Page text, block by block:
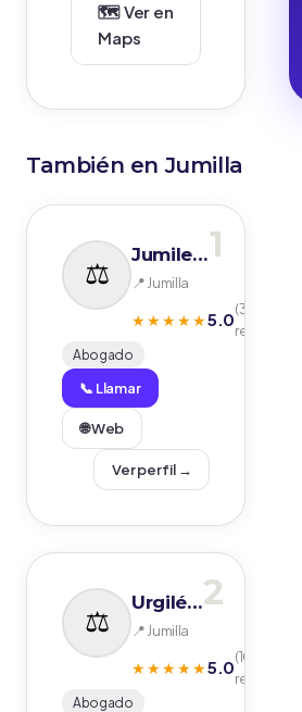
🗺️ Ver en
Maps
También en Jumilla
1
Jumilex Abogados
📍 Jumilla
★★★★★5.0(32
reseñas)
Abogado
📞 Llamar
🌐 Web
Ver perfil →
2
Urgilés Abogado
📍 Jumilla
★★★★★5.0(10
reseñas)
Abogado